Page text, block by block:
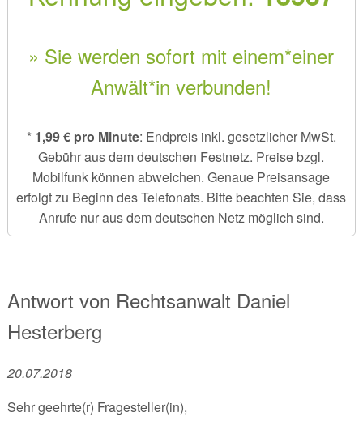
» Sie werden sofort mit einem*einer
Anwält*in verbunden!
* 1,99 € pro Minute: Endpreis inkl. gesetzlicher MwSt.
Gebühr aus dem deutschen Festnetz. Preise bzgl.
Mobilfunk können abweichen. Genaue Preisansage
erfolgt zu Beginn des Telefonats. Bitte beachten Sie, dass
Anrufe nur aus dem deutschen Netz möglich sind.
Antwort von Rechtsanwalt Daniel
Hesterberg
20.07.2018
Sehr geehrte(r) Fragesteller(in),